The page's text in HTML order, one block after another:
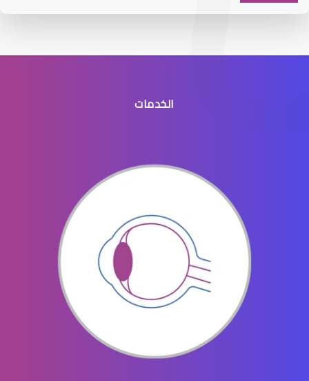
جراحه تجميل العيون
جراحة تجميل العينين
جراحة تجميل العيون والجفون
الخدمات